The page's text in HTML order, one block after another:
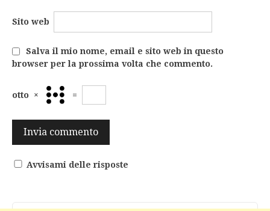
Sito web
Salva il mio nome, email e sito web in questo
browser per la prossima volta che commento.
otto × =
Avvisami delle risposte